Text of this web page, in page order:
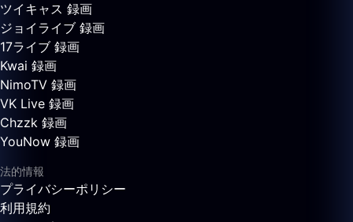
ツイキャス 録画
ジョイライブ 録画
17ライブ 録画
Kwai 録画
NimoTV 録画
VK Live 録画
Chzzk 録画
YouNow 録画
法的情報
プライバシーポリシー
利用規約